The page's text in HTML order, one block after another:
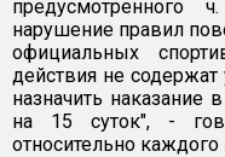
нарушение правил
официальных
действия не
назначить наказание
на 15 суток", -
относительно